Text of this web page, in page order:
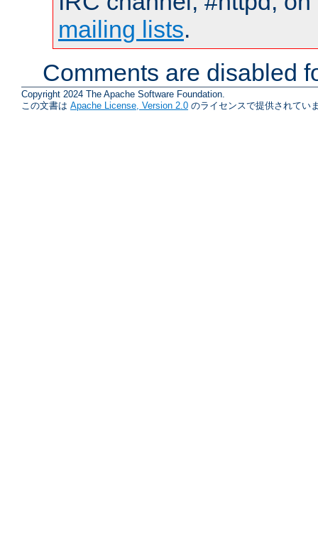
mailing lists.
Comments are disabled
Copyright 2024 The Apache Software Foundation.
この文書は Apache License, Version 2.0 のライセンスで提供されてい